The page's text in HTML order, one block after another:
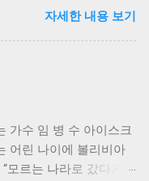
시 큰 사고로 이어질 수
중요하다. 따라서 다수
다. 싱크룸 2를 사용하
적은 오디오 시스템을
면서 관리를 할 수 있게
폼에서도 라이브 방송
있게 된 것이다. 설정
초급자, 고급자로 나뉘
에 익숙하지 않으신 분
자세한 내용 보기
가수 임 병 수 아이스크
어린 나이에 볼리비아
르는 나라로 갔다가